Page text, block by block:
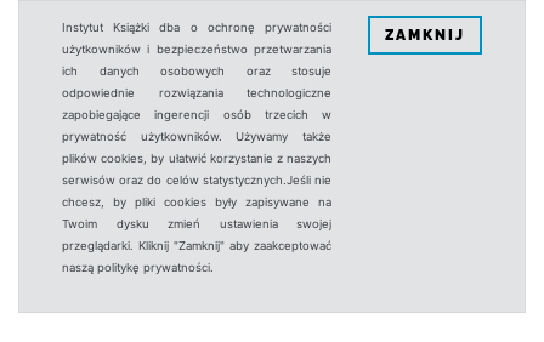
Instytut Książki dba o ochronę prywatności
użytkowników i bezpieczeństwo przetwarzania
ich danych osobowych oraz stosuje
odpowiednie rozwiązania technologiczne
zapobiegające ingerencji osób trzecich w
prywatność użytkowników. Używamy także
plików cookies, by ułatwić korzystanie z naszych
serwisów oraz do celów statystycznych.Jeśli nie
chcesz, by pliki cookies były zapisywane na
Twoim dysku zmień ustawienia swojej
przeglądarki. Kliknij "Zamknij" aby zaakceptować
naszą politykę prywatności.
ZAMKNIJ